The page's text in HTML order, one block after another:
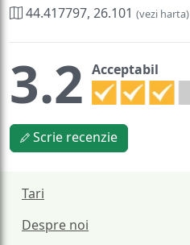
44.417797, 26.101 (vezi harta)
3.2 Acceptabil
Scrie recenzie
Tari
Despre noi